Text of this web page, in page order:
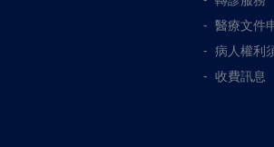
醫療文件
病人權利
收費訊息